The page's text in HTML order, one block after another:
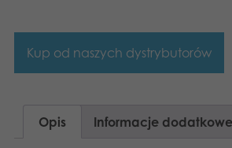
Kup od naszych dystrybutorów
Opis Informacje dodatkowe